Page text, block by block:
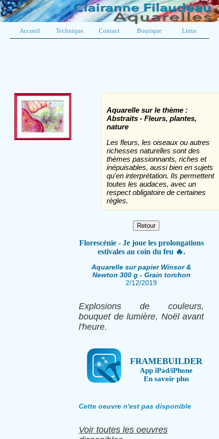
Accueil Technique Contact Boutique Liens
Aquarelle sur le thème :
Abstraits - Fleurs, plantes,
nature
Les fleurs, les oiseaux ou autres
richesses naturelles sont des
thèmes passionnants, riches et
inépuisables, aussi bien en sujets
qu'en interprétation. Ils permettent
toutes les audaces, avec un
respect obligatoire de certaines
règles.
Florescénie - Je joue les prolongations
estivales au coin du feu 🔥.
Aquarelle sur papier Winsor &
Newton 300 g - Grain torchon
2/12/2019
Explosions de couleurs,
bouquet de lumière, Noël avant
l'heure.
FRAMEBUILDER
App iPad/iPhone
En savoir plus
Cette oeuvre n'est pas disponible
Voir toutes les oeuvres